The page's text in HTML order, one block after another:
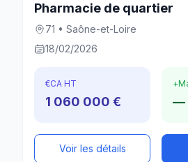
Pharmacie de quartier
71 • Saône-et-Loire
18/02/2026
€CA HT
1 060 000 €
+
—
Voir les détails